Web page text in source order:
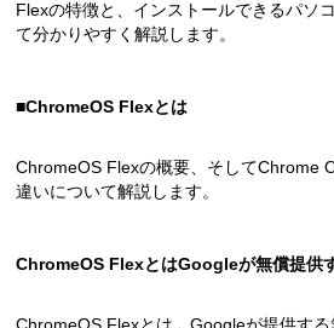
Flexの特徴と、インストールできるパソ
て分かりやすく解説します。
■ChromeOS Flexとは
ChromeOS Flexの概要、そしてChrome
違いについて解説します。
ChromeOS FlexとはGoogleが無償提供